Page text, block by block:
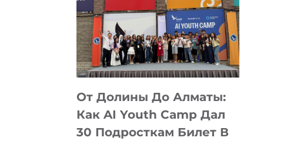
От Долины До Алматы:
Как AI Youth Camp Дал
30 Подросткам Билет В